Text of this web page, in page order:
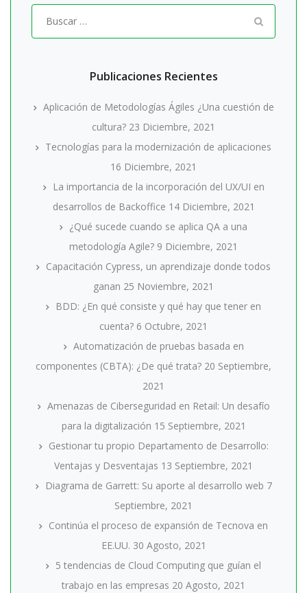
por:
Publicaciones Recientes
Aplicación de Metodologías Ágiles ¿Una cuestión de
cultura? 23 Diciembre, 2021
Tecnologías para la modernización de aplicaciones
16 Diciembre, 2021
La importancia de la incorporación del UX/UI en
desarrollos de Backoffice 14 Diciembre, 2021
¿Qué sucede cuando se aplica QA a una
metodología Agile? 9 Diciembre, 2021
Capacitación Cypress, un aprendizaje donde todos
ganan 25 Noviembre, 2021
BDD: ¿En qué consiste y qué hay que tener en
cuenta? 6 Octubre, 2021
Automatización de pruebas basada en
componentes (CBTA): ¿De qué trata? 20 Septiembre,
2021
Amenazas de Ciberseguridad en Retail: Un desafío
para la digitalización 15 Septiembre, 2021
Gestionar tu propio Departamento de Desarrollo:
Ventajas y Desventajas 13 Septiembre, 2021
Diagrama de Garrett: Su aporte al desarrollo web 7
Septiembre, 2021
Continúa el proceso de expansión de Tecnova en
EE.UU. 30 Agosto, 2021
5 tendencias de Cloud Computing que guían el
trabajo en las empresas 20 Agosto, 2021